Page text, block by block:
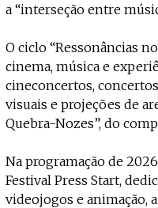
a “interseção entre
O ciclo “Ressonâncias
cinema, música e
cineconcertos,
visuais e projeções de
Quebra-Nozes”, do
Na programação de
Festival Press Start,
videojogos e animação,